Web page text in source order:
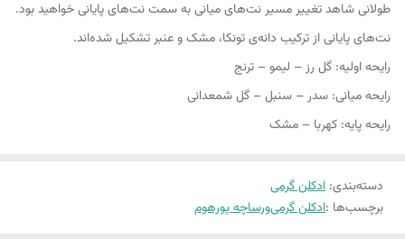
طولانی شاهد تغییر مسیر نت‌های میانی به سمت نت‌های پایانی خواهید بود.
نت‌های پایانی از ترکیب دانه‌ی تونکا، مشک و عنبر تشکیل شده‌اند.
رایحه اولیه: گل رز – لیمو – ترنج
رایحه میانی: سدر – سنبل – گل شمعدانی
رایحه پایه: کهربا – مشک
دسته‌بندی: ادکلن گرمی
برچسب‌ها :ادکلن گرمیورساچه پورهوم